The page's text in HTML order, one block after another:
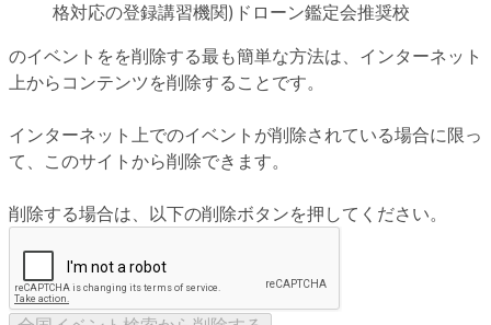
格対応の登録講習機関)ドローン鑑定会推奨校
のイベントをを削除する最も簡単な方法は、インターネット
上からコンテンツを削除することです。
インターネット上でのイベントが削除されている場合に限っ
て、このサイトから削除できます。
削除する場合は、以下の削除ボタンを押してください。